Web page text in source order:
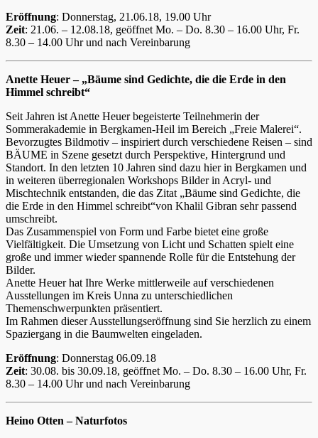
Eröffnung: Donnerstag, 21.06.18, 19.00 Uhr
Zeit: 21.06. – 12.08.18, geöffnet Mo. – Do. 8.30 – 16.00 Uhr, Fr.
8.30 – 14.00 Uhr und nach Vereinbarung
Anette Heuer – „Bäume sind Gedichte, die die Erde in den
Himmel schreibt“
Seit Jahren ist Anette Heuer begeisterte Teilnehmerin der
Sommerakademie in Bergkamen-Heil im Bereich „Freie Malerei“.
Bevorzugtes Bildmotiv – inspiriert durch verschiedene Reisen – sind
BÄUME in Szene gesetzt durch Perspektive, Hintergrund und
Standort. In den letzten 10 Jahren sind dazu hier in Bergkamen und
in weiteren überregionalen Workshops Bilder in Acryl- und
Mischtechnik entstanden, die das Zitat „Bäume sind Gedichte, die
die Erde in den Himmel schreibt“von Khalil Gibran sehr passend
umschreibt.
Das Zusammenspiel von Form und Farbe bietet eine große
Vielfältigkeit. Die Umsetzung von Licht und Schatten spielt eine
große und immer wieder spannende Rolle für die Entstehung der
Bilder.
Anette Heuer hat Ihre Werke mittlerweile auf verschiedenen
Ausstellungen im Kreis Unna zu unterschiedlichen
Themenschwerpunkten präsentiert.
Im Rahmen dieser Ausstellungseröffnung sind Sie herzlich zu einem
Spaziergang in die Baumwelten eingeladen.
Eröffnung: Donnerstag 06.09.18
Zeit: 30.08. bis 30.09.18, geöffnet Mo. – Do. 8.30 – 16.00 Uhr, Fr.
8.30 – 14.00 Uhr und nach Vereinbarung
Heino Otten – Naturfotos